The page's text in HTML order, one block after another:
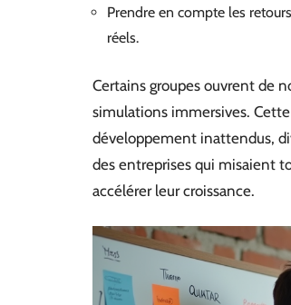
Prendre en compte les
réels.
Certains groupes ouvrent de
simulations immersives.
développement inattendus,
des entreprises qui misaient
accélérer leur croissance.